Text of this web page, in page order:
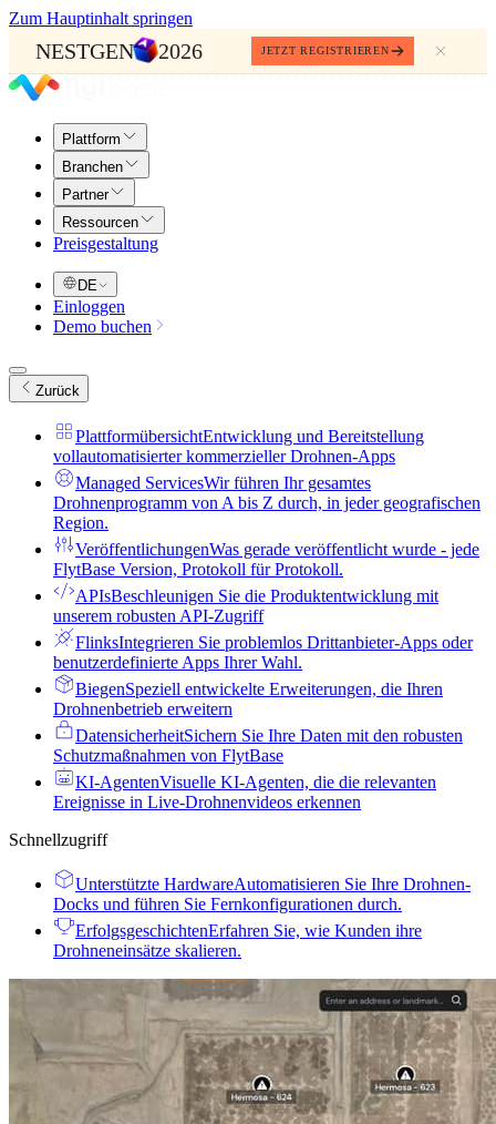
Zum Hauptinhalt springen
NESTGEN 2026 JETZT REGISTRIEREN
Plattform
Branchen
Partner
Ressourcen
Preisgestaltung
DE
Einloggen
Demo buchen
Zurück
PlattformübersichtEntwicklung und Bereitstellung
vollautomatisierter kommerzieller Drohnen-Apps
Managed ServicesWir führen Ihr gesamtes
Drohnenprogramm von A bis Z durch, in jeder geografischen
Region.
VeröffentlichungenWas gerade veröffentlicht wurde - jede
FlytBase Version, Protokoll für Protokoll.
APIsBeschleunigen Sie die Produktentwicklung mit
unserem robusten API-Zugriff
FlinksIntegrieren Sie problemlos Drittanbieter-Apps oder
benutzerdefinierte Apps Ihrer Wahl.
BiegenSpeziell entwickelte Erweiterungen, die Ihren
Drohnenbetrieb erweitern
DatensicherheitSichern Sie Ihre Daten mit den robusten
Schutzmaßnahmen von FlytBase
KI-AgentenVisuelle KI-Agenten, die die relevanten
Ereignisse in Live-Drohnenvideos erkennen
Schnellzugriff
Unterstützte HardwareAutomatisieren Sie Ihre Drohnen-
Docks und führen Sie Fernkonfigurationen durch.
ErfolgsgeschichtenErfahren Sie, wie Kunden ihre
Drohneneinsätze skalieren.